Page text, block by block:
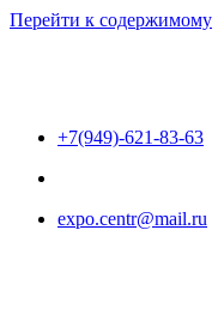
Перейти к содержимому
+7(949)-621-83-63
expo.centr@mail.ru